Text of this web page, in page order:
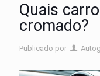
Quais
cromado?
Publicado por